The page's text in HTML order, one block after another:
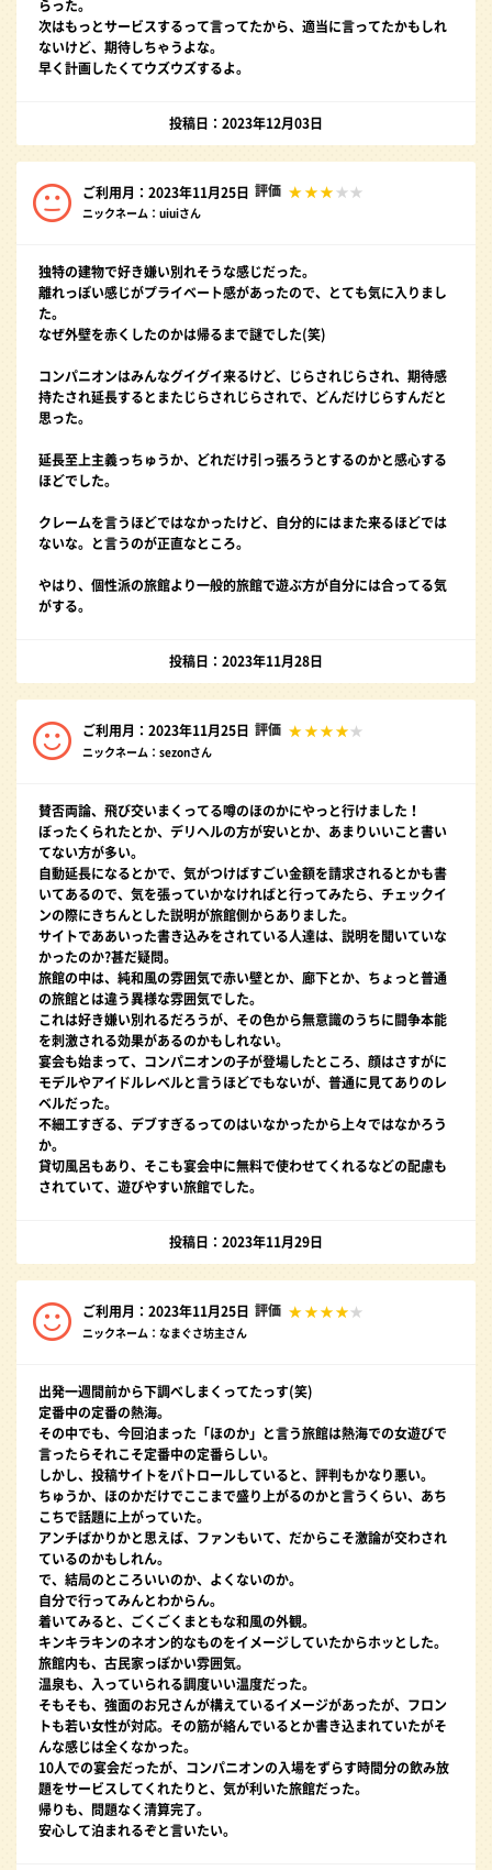
らった。
次はもっとサービスするって言ってたから、適当に言ってたかもしれ
ないけど、期待しちゃうよな。
早く計画したくてウズウズするよ。
投稿日：2023年12月03日
ご利用月：2023年11月25日 評価
ニックネーム：uiuiさん
独特の建物で好き嫌い別れそうな感じだった。
離れっぽい感じがプライベート感があったので、とても気に入りまし
た。
なぜ外壁を赤くしたのかは帰るまで謎でした(笑)
コンパニオンはみんなグイグイ来るけど、じらされじらされ、期待感
持たされ延長するとまたじらされじらされで、どんだけじらすんだと
思った。
延長至上主義っちゅうか、どれだけ引っ張ろうとするのかと感心する
ほどでした。
クレームを言うほどではなかったけど、自分的にはまた来るほどでは
ないな。と言うのが正直なところ。
やはり、個性派の旅館より一般的旅館で遊ぶ方が自分には合ってる気
がする。
投稿日：2023年11月28日
ご利用月：2023年11月25日 評価
ニックネーム：sezonさん
賛否両論、飛び交いまくってる噂のほのかにやっと行けました！
ぼったくられたとか、デリヘルの方が安いとか、あまりいいこと書い
てない方が多い。
自動延長になるとかで、気がつけばすごい金額を請求されるとかも書
いてあるので、気を張っていかなければと行ってみたら、チェックイ
ンの際にきちんとした説明が旅館側からありました。
サイトでああいった書き込みをされている人達は、説明を聞いていな
かったのか?甚だ疑問。
旅館の中は、純和風の雰囲気で赤い壁とか、廊下とか、ちょっと普通
の旅館とは違う異様な雰囲気でした。
これは好き嫌い別れるだろうが、その色から無意識のうちに闘争本能
を刺激される効果があるのかもしれない。
宴会も始まって、コンパニオンの子が登場したところ、顔はさすがに
モデルやアイドルレベルと言うほどでもないが、普通に見てありのレ
ベルだった。
不細工すぎる、デブすぎるってのはいなかったから上々ではなかろう
か。
貸切風呂もあり、そこも宴会中に無料で使わせてくれるなどの配慮も
されていて、遊びやすい旅館でした。
投稿日：2023年11月29日
ご利用月：2023年11月25日 評価
ニックネーム：なまぐさ坊主さん
出発一週間前から下調べしまくってたっす(笑)
定番中の定番の熱海。
その中でも、今回泊まった「ほのか」と言う旅館は熱海での女遊びで
言ったらそれこそ定番中の定番らしい。
しかし、投稿サイトをパトロールしていると、評判もかなり悪い。
ちゅうか、ほのかだけでここまで盛り上がるのかと言うくらい、あち
こちで話題に上がっていた。
アンチばかりかと思えば、ファンもいて、だからこそ激論が交わされ
ているのかもしれん。
で、結局のところいいのか、よくないのか。
自分で行ってみんとわからん。
着いてみると、ごくごくまともな和風の外観。
キンキラキンのネオン的なものをイメージしていたからホッとした。
旅館内も、古民家っぽかい雰囲気。
温泉も、入っていられる調度いい温度だった。
そもそも、強面のお兄さんが構えているイメージがあったが、フロン
トも若い女性が対応。その筋が絡んでいるとか書き込まれていたがそ
んな感じは全くなかった。
10人での宴会だったが、コンパニオンの入場をずらす時間分の飲み放
題をサービスしてくれたりと、気が利いた旅館だった。
帰りも、問題なく清算完了。
安心して泊まれるぞと言いたい。